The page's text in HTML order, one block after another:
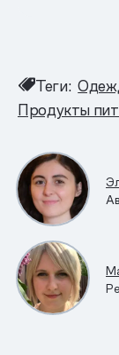
Теги:
Продукты